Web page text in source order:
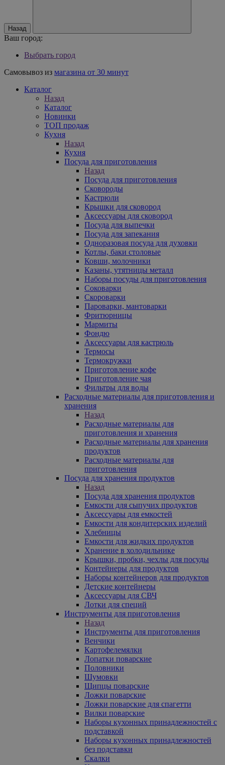
Назад
Ваш город:
Выбрать город
Самовывоз из магазина от 30 минут
Каталог
Назад
Каталог
Новинки
ТОП продаж
Кухня
Назад
Кухня
Посуда для приготовления
Назад
Посуда для приготовления
Сковороды
Кастрюли
Крышки для сковород
Аксессуары для сковород
Посуда для выпечки
Посуда для запекания
Одноразовая посуда для духовки
Котлы, баки столовые
Ковши, молочники
Казаны, утятницы металл
Наборы посуды для приготовления
Соковарки
Скороварки
Пароварки, мантоварки
Фритюрницы
Мармиты
Фондю
Аксессуары для кастрюль
Термосы
Термокружки
Приготовление кофе
Приготовление чая
Фильтры для воды
Расходные материалы для приготовления и
хранения
Назад
Расходные материалы для
приготовления и хранения
Расходные материалы для хранения
продуктов
Расходные материалы для
приготовления
Посуда для хранения продуктов
Назад
Посуда для хранения продуктов
Емкости для сыпучих продуктов
Аксессуары для емкостей
Емкости для кондитерских изделий
Хлебницы
Емкости для жидких продуктов
Хранение в холодильнике
Крышки, пробки, чехлы для посуды
Контейнеры для продуктов
Наборы контейнеров для продуктов
Детские контейнеры
Аксессуары для СВЧ
Лотки для специй
Инструменты для приготовления
Назад
Инструменты для приготовления
Венчики
Картофелемялки
Лопатки поварские
Половники
Шумовки
Щипцы поварские
Ложки поварские
Ложки поварские для спагетти
Вилки поварские
Наборы кухонных принадлежностей с
подставкой
Наборы кухонных принадлежностей
без подставки
Скалки